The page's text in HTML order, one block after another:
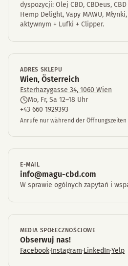
dyspozycji: Olej CBD, CBDeus,
Hemp Delight, Vapy MAWU,
aktywnym + Lufki + Clipper.
ADRES SKLEPU
Wien, Österreich
Esterhazygasse 34, 1060 Wien
Mo, Fr, Sa 12–18 Uhr
+43 660 1929393
Anrufe nur während der Öffnungszeiten
E-MAIL
info@magu-cbd.com
W sprawie ogólnych zapytań i
MEDIA SPOŁECZNOŚCIOWE
Obserwuj nas!
Facebook·Instagram·LinkedIn·Yelp